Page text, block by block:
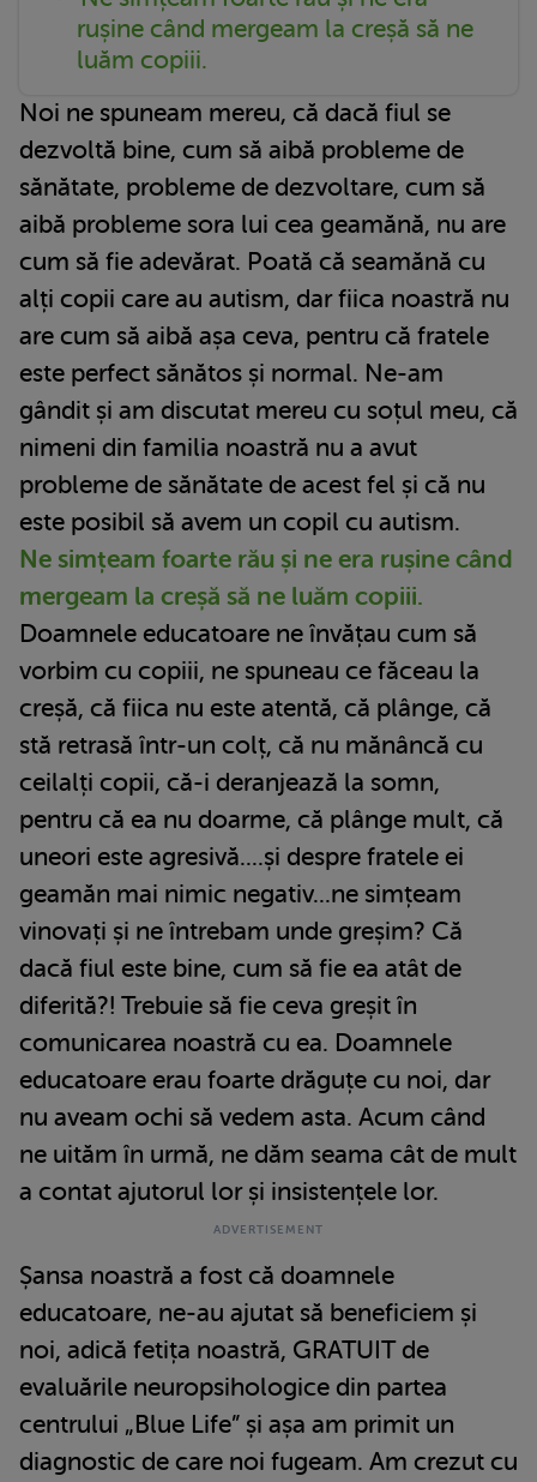
rușine când mergeam la creșă să ne
luăm copiii.
Noi ne spuneam mereu, că dacă fiul se
dezvoltă bine, cum să aibă probleme de
sănătate, probleme de dezvoltare, cum să
aibă probleme sora lui cea geamănă, nu are
cum să fie adevărat. Poată că seamănă cu
alți copii care au autism, dar fiica noastră nu
are cum să aibă așa ceva, pentru că fratele
este perfect sănătos și normal. Ne-am
gândit și am discutat mereu cu soțul meu, că
nimeni din familia noastră nu a avut
probleme de sănătate de acest fel și că nu
este posibil să avem un copil cu autism.
Ne simțeam foarte rău și ne era rușine când
mergeam la creșă să ne luăm copiii.
Doamnele educatoare ne învățau cum să
vorbim cu copiii, ne spuneau ce făceau la
creșă, că fiica nu este atentă, că plânge, că
stă retrasă într-un colț, că nu mănâncă cu
ceilalți copii, că-i deranjează la somn,
pentru că ea nu doarme, că plânge mult, că
uneori este agresivă....și despre fratele ei
geamăn mai nimic negativ...ne simțeam
vinovați și ne întrebam unde greșim? Că
dacă fiul este bine, cum să fie ea atât de
diferită?! Trebuie să fie ceva greșit în
comunicarea noastră cu ea. Doamnele
educatoare erau foarte drăguțe cu noi, dar
nu aveam ochi să vedem asta. Acum când
ne uităm în urmă, ne dăm seama cât de mult
a contat ajutorul lor și insistențele lor.
Șansa noastră a fost că doamnele
educatoare, ne-au ajutat să beneficiem și
noi, adică fetița noastră, GRATUIT de
evaluările neuropsihologice din partea
centrului „Blue Life” și așa am primit un
diagnostic de care noi fugeam. Am crezut cu